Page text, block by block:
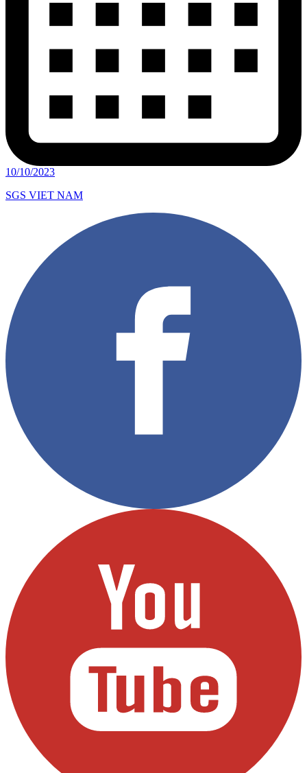
10/10/2023
SGS VIET NAM